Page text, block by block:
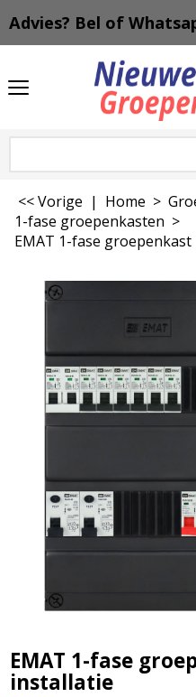
Advies? Bel of
<< Vorige | Home >
1-fase groepenkasten >
EMAT 1-fase
EMAT 1-fase
installatie